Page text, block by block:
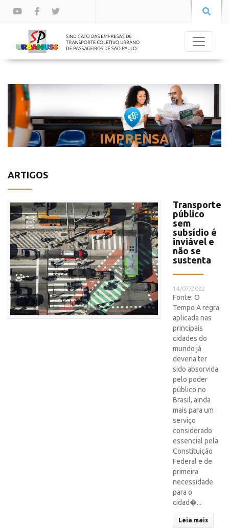
IMPRENSA
ARTIGOS
Transporte
público
sem
subsídio é
inviável e
não se
sustenta
14/07/2022
Fonte: O
Tempo A regra
aplicada nas
principais
cidades do
mundo já
deveria ter
sido absorvida
pelo poder
público no
Brasil, ainda
mais para um
serviço
considerado
essencial pela
Constituição
Federal e de
primeira
necessidade
para o
cidad�...
Leia mais